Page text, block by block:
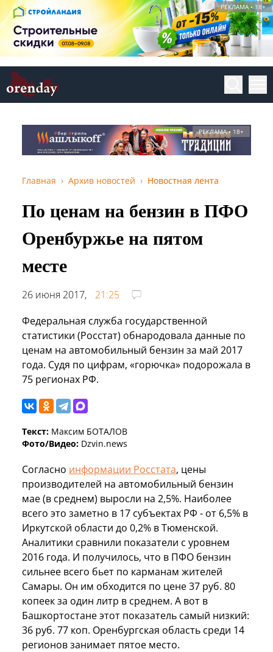
РЕКЛАМА • 18+
РЕКЛАМА • 18+
Главная Архив новостей Новостная лента
По ценам на бензин в ПФО
Оренбуржье на пятом
месте
26 июня 2017,
21:25
Федеральная служба государственной
статистики (Росстат) обнародовала данные по
ценам на автомобильный бензин за май 2017
года. Судя по цифрам, «горючка» подорожала в
75 регионах РФ.
Текст: Максим БОТАЛОВ
Фото/Видео: Dzvin.news
Согласно информации Росстата, цены
производителей на автомобильный бензин
мае (в среднем) выросли на 2,5%. Наиболее
всего это заметно в 17 субъектах РФ - от 6,5% в
Иркутской области до 0,2% в Тюменской.
Аналитики сравнили показатели с уровнем
2016 года. И получилось, что в ПФО бензин
сильнее всего бьет по карманам жителей
Самары. Он им обходится по цене 37 руб. 80
копеек за один литр в среднем. А вот в
Башкортостане этот показатель самый низкий:
36 руб. 77 коп. Оренбургская область среди 14
регионов занимает пятое место.